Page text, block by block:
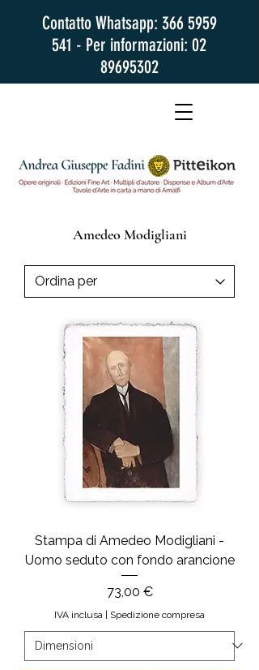
Contatto Whatsapp: 366 5959
541 - Per informazioni: 02
89695302
Amedeo Modigliani
Stampa di Amedeo Modigliani -
Uomo seduto con fondo arancione
Prezzo
73,00 €
IVA inclusa | Spedizione compresa